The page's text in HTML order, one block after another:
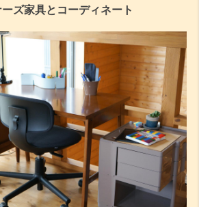
ズ家具とコーディネート